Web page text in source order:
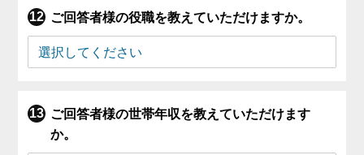
ご回答者様の役職を教えていただけますか。
ご回答者様の世帯年収を教えていただけます
か。